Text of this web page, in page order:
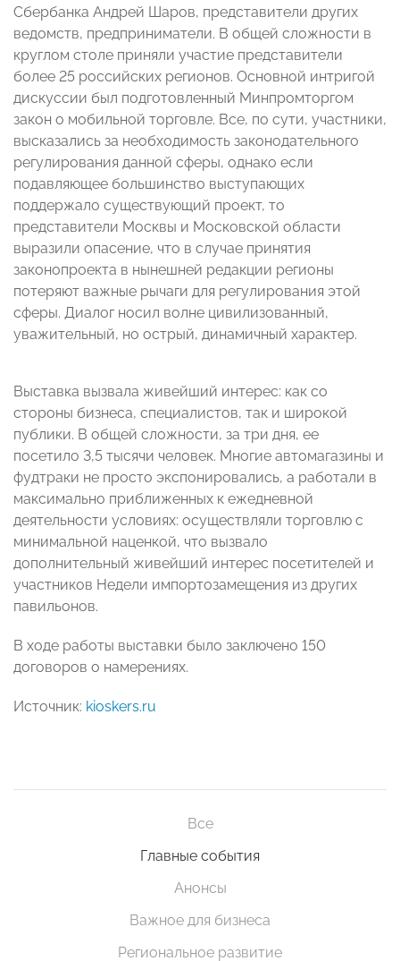
Сбербанка Андрей Шаров, представители других
ведомств, предприниматели. В общей сложности в
круглом столе приняли участие представители
более 25 российских регионов. Основной интригой
дискуссии был подготовленный Минпромторгом
закон о мобильной торговле. Все, по сути, участники,
высказались за необходимость законодательного
регулирования данной сферы, однако если
подавляющее большинство выступающих
поддержало существующий проект, то
представители Москвы и Московской области
выразили опасение, что в случае принятия
законопроекта в нынешней редакции регионы
потеряют важные рычаги для регулирования этой
сферы. Диалог носил волне цивилизованный,
уважительный, но острый, динамичный характер.
Выставка вызвала живейший интерес: как со
стороны бизнеса, специалистов, так и широкой
публики. В общей сложности, за три дня, ее
посетило 3,5 тысячи человек. Многие автомагазины и
фудтраки не просто экспонировались, а работали в
максимально приближенных к ежедневной
деятельности условиях: осуществляли торговлю с
минимальной наценкой, что вызвало
дополнительный живейший интерес посетителей и
участников Недели импортозамещения из других
павильонов.
В ходе работы выставки было заключено 150
договоров о намерениях.
Источник: kioskers.ru
Все
Главные события
Анонсы
Важное для бизнеса
Региональное развитие